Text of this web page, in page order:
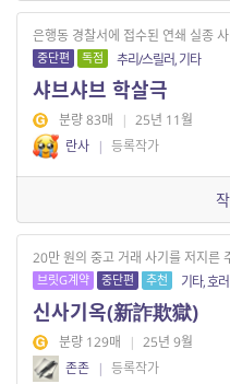
은행동 경찰서에 접수된 연쇄 실종
중단편 독점 추리/스릴러, 기타
샤브샤브 학살극
분량 83매 | 25년 11월
란사 | 등록작가
20만 원의 중고 거래 사기를 저지른
브릿G계약 중단편 추천 기타, 호러
신사기옥(新詐欺獄)
분량 129매 | 25년 9월
존존 | 등록작가